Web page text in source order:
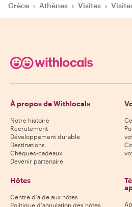
Grèce › Athènes › Visites ›
À propos de Withlocals
Notre histoire
Recrutement
Développement durable
Destinations
Chèques-cadeaux
Devenir partenaire
Hôtes
Centre d'aide aux hôtes
Politique d'annulation des hôtes